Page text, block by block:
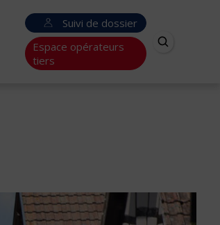
Suivi de dossier
Espace opérateurs
tiers